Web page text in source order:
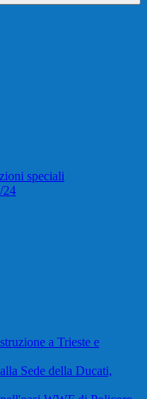
speciali
24
a Trieste e
Sede della Ducati,